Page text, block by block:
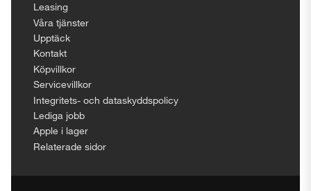
Leasing
Våra tjänster
Upptäck
Kontakt
Köpvillkor
Servicevillkor
Integritets- och dataskyddspolicy
Lediga jobb
Apple i lager
Relaterade sidor